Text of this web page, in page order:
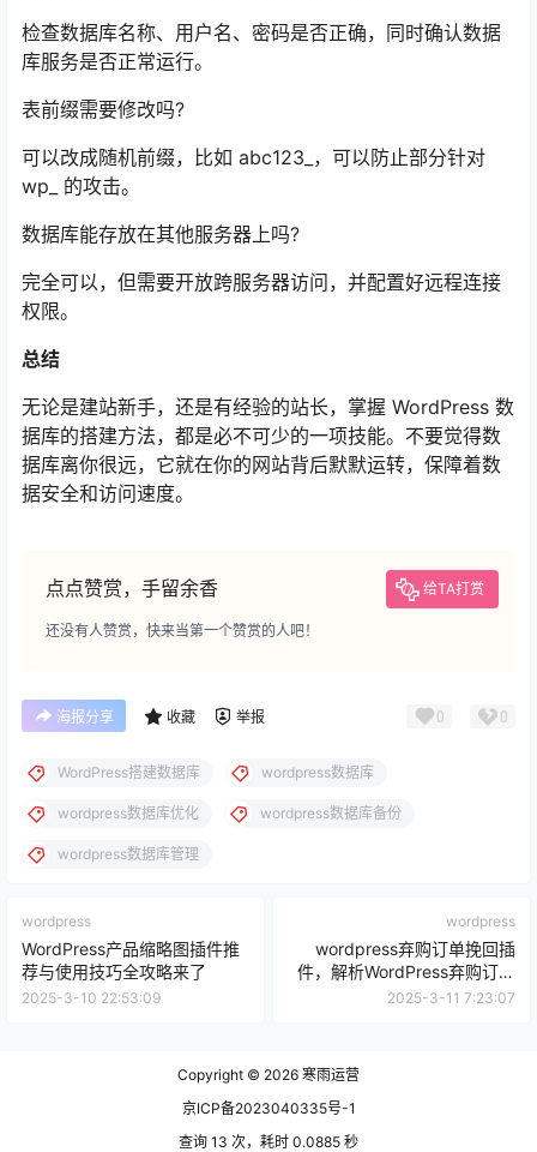
检查数据库名称、用户名、密码是否正确，同时确认数据
库服务是否正常运行。
表前缀需要修改吗?
可以改成随机前缀，比如 abc123_，可以防止部分针对
wp_ 的攻击。
数据库能存放在其他服务器上吗?
完全可以，但需要开放跨服务器访问，并配置好远程连接
权限。
总结
无论是建站新手，还是有经验的站长，掌握 WordPress 数
据库的搭建方法，都是必不可少的一项技能。不要觉得数
据库离你很远，它就在你的网站背后默默运转，保障着数
据安全和访问速度。
点点赞赏，手留余香 给TA打赏
还没有人赞赏，快来当第一个赞赏的人吧！
海报分享 收藏 举报 0 0
WordPress搭建数据库 wordpress数据库
wordpress数据库优化 wordpress数据库备份
wordpress数据库管理
wordpress
WordPress产品缩略图插件推
荐与使用技巧全攻略来了
2025-3-10 22:53:09
wordpress
wordpress弃购订单挽回插
件，解析WordPress弃购订单
挽回插件的高效运用技巧
2025-3-11 7:23:07
Copyright © 2026 寒雨运营
京ICP备2023040335号-1
查询 13 次，耗时 0.0885 秒